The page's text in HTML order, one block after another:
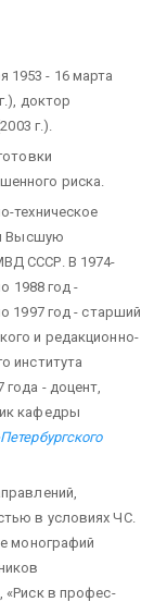
1953 - 16 марта
доктор
г.).
риска.
техническое
Высшую
СССР. В 1974-
1988 год -
1997 год - старший
и редакционно-
института
- доцент,
ка­федры
в условиях ЧС.
монографий
«Риск в профес­